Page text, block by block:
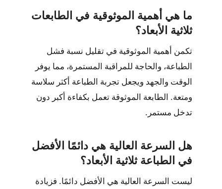
ما هي أهمية الموثوقية في الطابعات
ثلاثية الأبعاد؟
تكمن أهمية الموثوقية في تقليل نسبة فشل
الطباعة، والحاجة للمراقبة المستمرة، مما يوفر
الوقت والجهد ويجعل تجربة الطباعة أكثر سلاسة
ومتعة. الطابعة الموثوقة تعمل بكفاءة أكبر دون
تدخل مستمر.
هل السرعة العالية هي دائمًا الأفضل
في الطباعة ثلاثية الأبعاد؟
ليست السرعة العالية هي الأفضل دائمًا. فزيادة